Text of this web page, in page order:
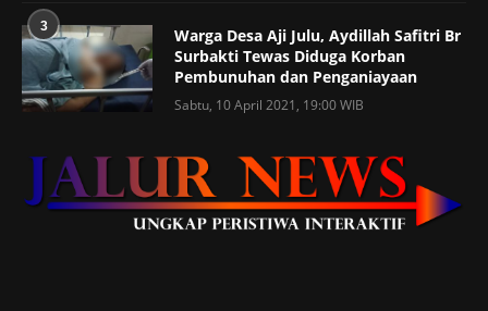
3
Warga Desa Aji Julu, Aydillah Safitri Br
Surbakti Tewas Diduga Korban
Pembunuhan dan Penganiayaan
Sabtu, 10 April 2021, 19:00 WIB